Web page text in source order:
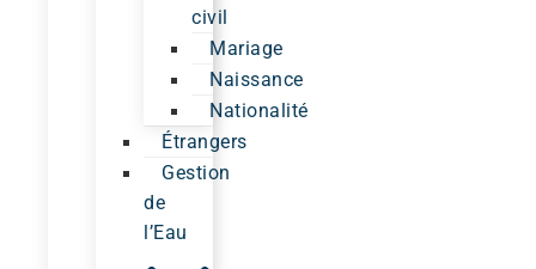
civil
Mariage
Naissance
Nationalité
Étrangers
Gestion
de
l’Eau